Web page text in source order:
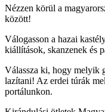
Nézzen körül a
között!
Válogasson a hazai
kiállítások, skanzenek és
Válassza ki, hogy melyik
lazítani! Az erdei túrák
portálunkon.